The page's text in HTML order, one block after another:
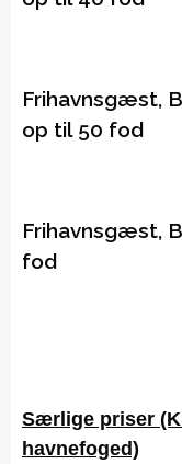
Frihavnsgæst,
op til 50 fod
Frihavnsgæst,
fod
Særlige priser
havnefoged)